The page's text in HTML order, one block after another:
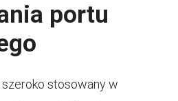
portu
stosowany w